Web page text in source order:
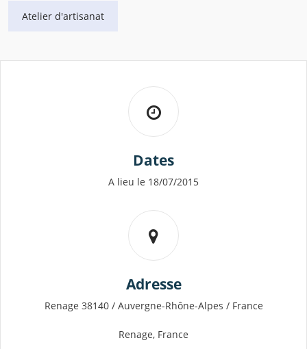
Atelier d'artisanat
Dates
A lieu le 18/07/2015
Adresse
Renage 38140 / Auvergne-Rhône-Alpes / France
Renage, France